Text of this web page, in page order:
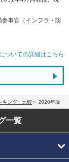
事官（インフラ・防
ついての詳細はこちら
キング・比較 2020年版
一覧